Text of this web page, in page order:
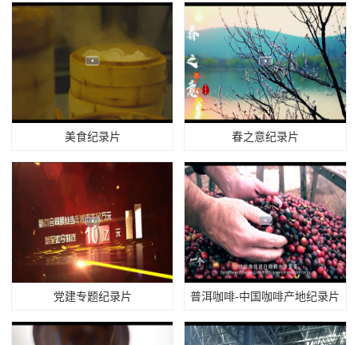
美食纪录片 春之意纪录片
党建专题纪录片 普洱咖啡-中国咖啡产地纪录片